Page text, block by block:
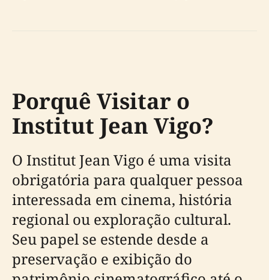
Porquê Visitar o
Institut Jean Vigo?
O Institut Jean Vigo é uma visita
obrigatória para qualquer pessoa
interessada em cinema, história
regional ou exploração cultural.
Seu papel se estende desde a
preservação e exibição do